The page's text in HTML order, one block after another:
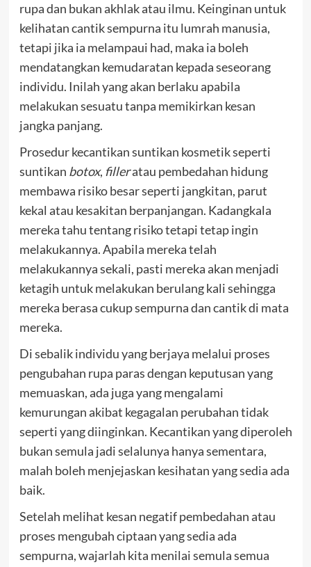
rupa dan bukan akhlak atau ilmu. Keinginan untuk
kelihatan cantik sempurna itu lumrah manusia,
tetapi jika ia melampaui had, maka ia boleh
mendatangkan kemudaratan kepada seseorang
individu. Inilah yang akan berlaku apabila
melakukan sesuatu tanpa memikirkan kesan
jangka panjang.
Prosedur kecantikan suntikan kosmetik seperti
suntikan botox, filleratau pembedahan hidung
membawa risiko besar seperti jangkitan, parut
kekal atau kesakitan berpanjangan. Kadangkala
mereka tahu tentang risiko tetapi tetap ingin
melakukannya. Apabila mereka telah
melakukannya sekali, pasti mereka akan menjadi
ketagih untuk melakukan berulang kali sehingga
mereka berasa cukup sempurna dan cantik di mata
mereka.
Di sebalik individu yang berjaya melalui proses
pengubahan rupa paras dengan keputusan yang
memuaskan, ada juga yang mengalami
kemurungan akibat kegagalan perubahan tidak
seperti yang diinginkan. Kecantikan yang diperoleh
bukan semula jadi selalunya hanya sementara,
malah boleh menjejaskan kesihatan yang sedia ada
baik.
Setelah melihat kesan negatif pembedahan atau
proses mengubah ciptaan yang sedia ada
sempurna, wajarlah kita menilai semula semua